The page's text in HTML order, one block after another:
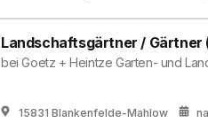
Landschaftsgärtner / Gärtner
beiGoetz + Heintze Garten- und
15831 Blankenfelde-Mahlow